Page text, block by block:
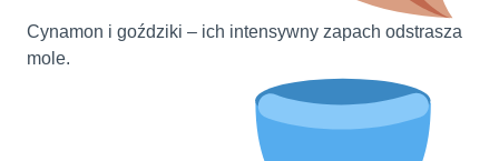
Cynamon i goździki – ich intensywny zapach odstrasza
mole.